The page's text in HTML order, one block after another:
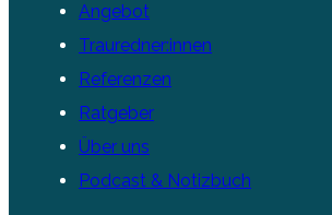
Angebot
Trauredner:innen
Referenzen
Ratgeber
Über uns
Podcast & Notizbuch